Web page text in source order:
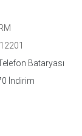
Bataryası
İndirim